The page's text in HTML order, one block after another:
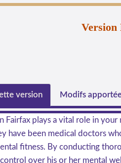
Version
version Modifs